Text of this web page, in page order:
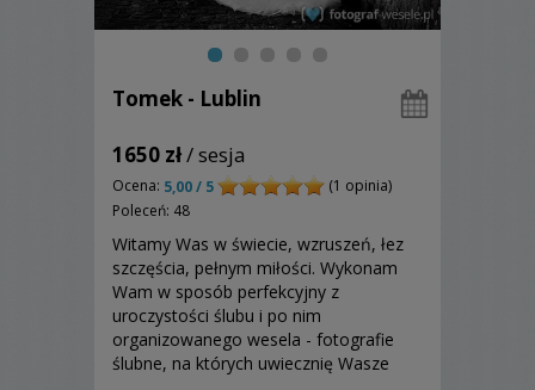
Tomek - Lublin
1650 zł/ sesja
Ocena: 5,00 / 5
(1 opinia)
Poleceń: 48
Witamy Was w świecie, wzruszeń, łez
szczęścia, pełnym miłości. Wykonam
Wam w sposób perfekcyjny z
uroczystości ślubu i po nim
organizowanego wesela - fotografie
ślubne, na których uwiecznię Wasze